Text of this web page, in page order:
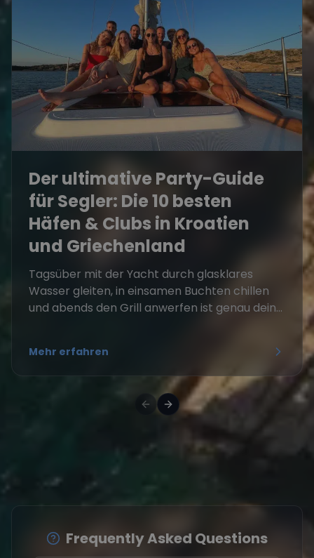
Der ultimative Party-Guide
für Segler: Die 10 besten
Häfen & Clubs in Kroatien
und Griechenland
Tagsüber mit der Yacht durch glasklares
Wasser gleiten, in einsamen Buchten chillen
und abends den Grill anwerfen ist genau dein...
Mehr erfahren
Frequently Asked Questions